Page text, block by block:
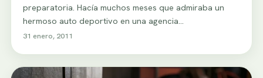
preparatoria. Hacía muchos meses que admiraba un
hermoso auto deportivo en una agencia…
31 enero, 2011